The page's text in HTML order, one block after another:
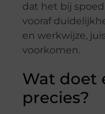
dat het bij
vooraf
en werkwijze,
voorkomen.
Wat doet
precies?